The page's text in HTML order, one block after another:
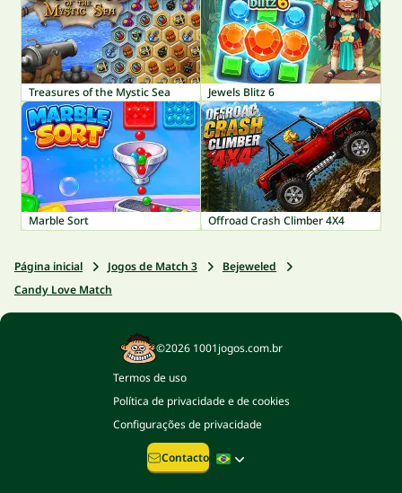
Treasures of the Mystic Sea Jewels Blitz 6
Marble Sort Offroad Crash Climber 4X4
Página inicial Jogos de Match 3
Bejeweled
Candy Love Match
©2026 1001jogos.com.br
Termos de uso
Política de privacidade e de cookies
Configurações de privacidade
Contacto